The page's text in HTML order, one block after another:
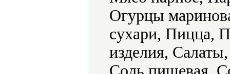
Огурцы
сухари, Пицца,
изделия,